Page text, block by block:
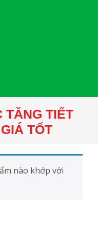
TĂNG TIẾT
TỐT
nào khớp với